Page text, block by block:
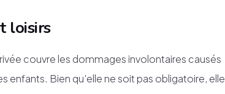
loisirs
couvre les dommages involontaires causés
enfants. Bien qu'elle ne soit pas obligatoire, elle